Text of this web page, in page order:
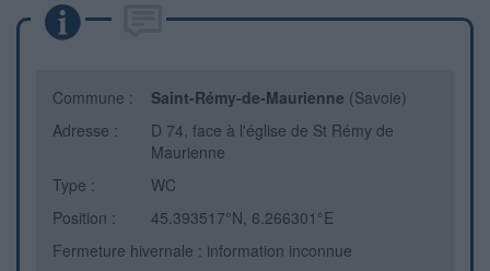
Commune : Saint-Rémy-de-Maurienne (Savoie)
Adresse :
D 74, face à l'église de St Rémy de
Maurienne
Type :
WC
Position :
45.393517°N, 6.266301°E
Fermeture hivernale : information inconnue